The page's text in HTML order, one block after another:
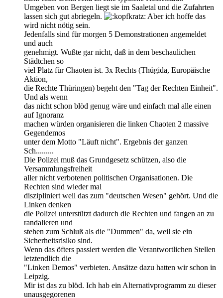
Umgeben von Bergen liegt sie im Saaletal und die Zufahrten
lassen sich gut abriegeln.
Aber ich hoffe das
wird nicht nötig sein.
Jedenfalls sind für morgen 5 Demonstrationen angemeldet
und auch
genehmigt. Wußte gar nicht, daß in dem beschaulichen
Städtchen so
viel Platz für Chaoten ist. 3x Rechts (Thügida, Europäische
Aktion,
die Rechte Thüringen) begeht den "Tag der Rechten Einheit".
Und als wenn
das nicht schon blöd genug wäre und einfach mal alle einen
auf Ignoranz
machen würden organisieren die linken Chaoten 2 massive
Gegendemos
unter dem Motto "Läuft nicht". Ergebnis der ganzen
Sch.........
Die Polizei muß das Grundgesetz schützen, also die
Versammlungsfreiheit
aller nicht verbotenen politischen Organisationen. Die
Rechten sind wieder mal
diszipliniert weil das zum "deutschen Wesen" gehört. Und die
Linken denken
die Polizei unterstützt dadurch die Rechten und fangen an zu
randalieren und
stehen zum Schluß als die "Dummen" da, weil sie ein
Sicherheitsrisiko sind.
Wenn das öfters passiert werden die Verantwortlichen Stellen
letztendlich die
"Linken Demos" verbieten. Ansätze dazu hatten wir schon in
Leipzig.
Mir ist das zu blöd. Ich hab ein Alternativprogramm zu dieser
unausgegorenen